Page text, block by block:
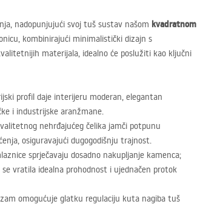
nadopunjujući svoj tuš sustav našom kvadratnom
kombinirajući minimalistički dizajn s
materijala, idealno će poslužiti kao ključni
profil daje interijeru moderan, elegantan
i industrijske aranžmane.
nehrđajućeg čelika jamči potpunu
osiguravajući dugogodišnju trajnost.
sprječavaju dosadno nakupljanje kamenca;
vratila idealna prohodnost i ujednačen protok
omogućuje glatku regulaciju kuta nagiba tuš